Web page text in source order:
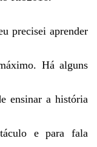
precisei aprender
Há alguns
ensinar a história
e para fala